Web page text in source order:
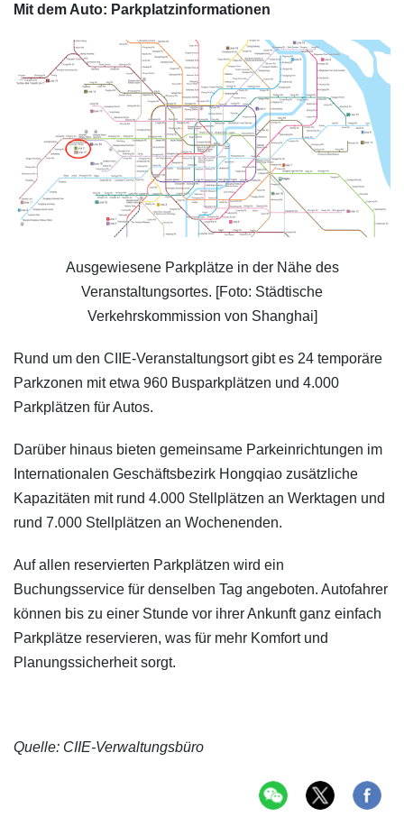
Mit dem Auto: Parkplatzinformationen
Ausgewiesene Parkplätze in der Nähe des
Veranstaltungsortes. [Foto: Städtische
Verkehrskommission von Shanghai]
Rund um den CIIE-Veranstaltungsort gibt es 24 temporäre
Parkzonen mit etwa 960 Busparkplätzen und 4.000
Parkplätzen für Autos.
Darüber hinaus bieten gemeinsame Parkeinrichtungen im
Internationalen Geschäftsbezirk Hongqiao zusätzliche
Kapazitäten mit rund 4.000 Stellplätzen an Werktagen und
rund 7.000 Stellplätzen an Wochenenden.
Auf allen reservierten Parkplätzen wird ein
Buchungsservice für denselben Tag angeboten. Autofahrer
können bis zu einer Stunde vor ihrer Ankunft ganz einfach
Parkplätze reservieren, was für mehr Komfort und
Planungssicherheit sorgt.
Quelle: CIIE-Verwaltungsbüro